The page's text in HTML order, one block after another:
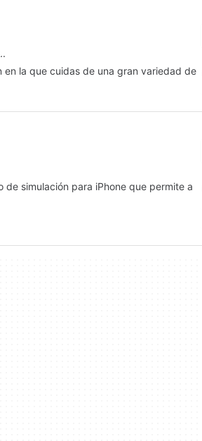
en la que cuidas de una gran variedad de
de simulación para iPhone que permite a